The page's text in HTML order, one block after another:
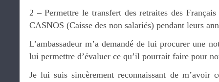
2 – Permettre le transfert des retraites des
CASNOS (Caisse des non salariés) pendant leurs
L’ambassadeur m’a demandé de lui procurer une
lui permettre d’évaluer ce qu’il pourrait faire pour
Je lui suis sincèrement reconnaissant de m’avoir